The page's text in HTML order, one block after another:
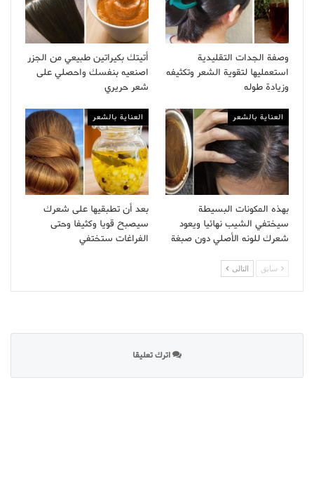
وصفة الجدات التقليدية
استعمليها لتقوية الشعر وتكثيفه
وزيادة طوله
أتيتك بكيراتين طبيعي من الجزر
اصنعيه بنفسك واحصلي على
شعر حريري
العناية بالشعر
بهذه المكونات البسيطة
سيختفي الشيب نهائيا ويعود
شعرك للونه الأصلي دون صبغة
العناية بالشعر
بعد أن تطبقيها على شعرك
سيصبح قويا وكثيفا وحتى
الفراغات ستختفي
سابق التالى
اترك تعليقا